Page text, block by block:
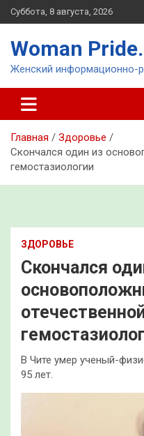
Перейти
к
Суббота, 8 августа, 2026
Woman Pride.
Женский информационно-
Главная
Здоровье
Скончался один из
гемостазиологии
ЗДОРОВЬЕ
Скончался
В Чите умер ученый-
95 лет.